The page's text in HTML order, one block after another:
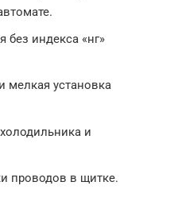
без индекса «нг»
мелкая установка
и
проводов в щитке.